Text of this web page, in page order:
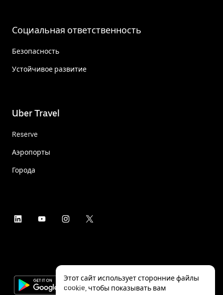
Социальная ответственность
Безопасность
Устойчивое развитие
Uber Travel
Reserve
Аэропорты
Города
Этот сайт использует сторонние файлы
cookie, чтобы показывать вам